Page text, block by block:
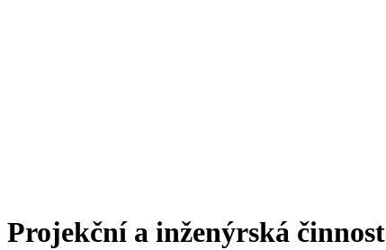
Projekční a inženýrská činnost